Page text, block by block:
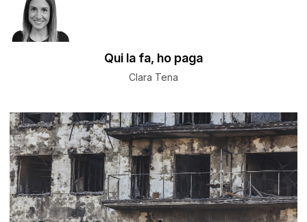
Qui la fa, ho paga
Clara Tena